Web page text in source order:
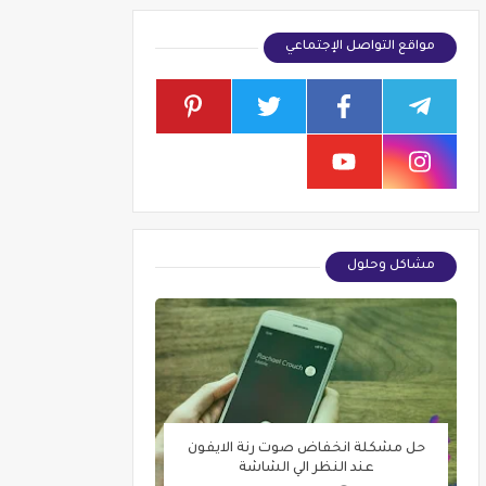
مواقع التواصل الإجتماعي
مشاكل وحلول
حل مشكلة انخفاض صوت رنة الايفون
عند النظر الي الشاشة